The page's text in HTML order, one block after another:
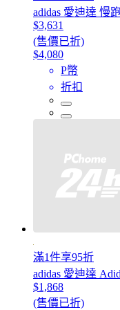
adidas 愛迪達 慢
$3,631
(售價已折)
$4,080
P幣
折扣
滿1件享95折
adidas 愛迪達
$1,868
(售價已折)